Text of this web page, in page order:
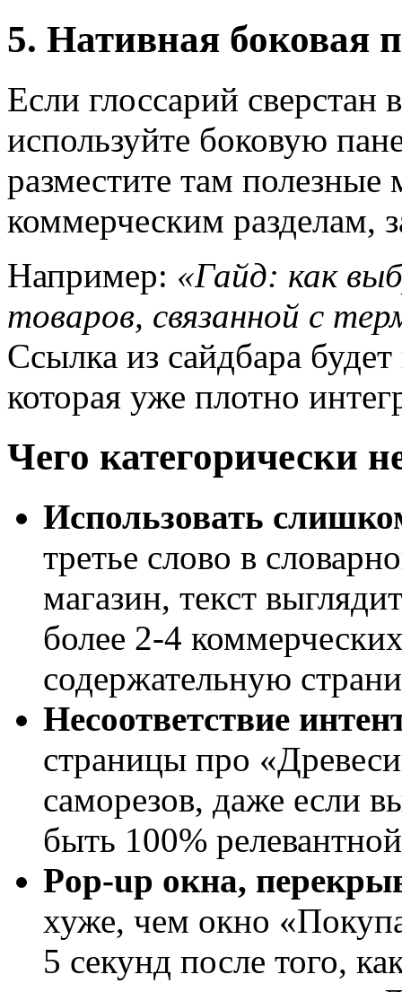
5. Нативная боковая
Если глоссарий сверстан
используйте боковую
разместите там
коммерческим разделам,
Например: «Гайд: как
товаров, связанной с
Ссылка из сайдбара
которая уже плотно
Чего категорически
Использовать
третье слово в
магазин, текст
более 2-4
содержательную
Несоответствие
страницы про
саморезов, даже если
быть 100%
Pop-up окна,
хуже, чем окно
5 секунд после того,